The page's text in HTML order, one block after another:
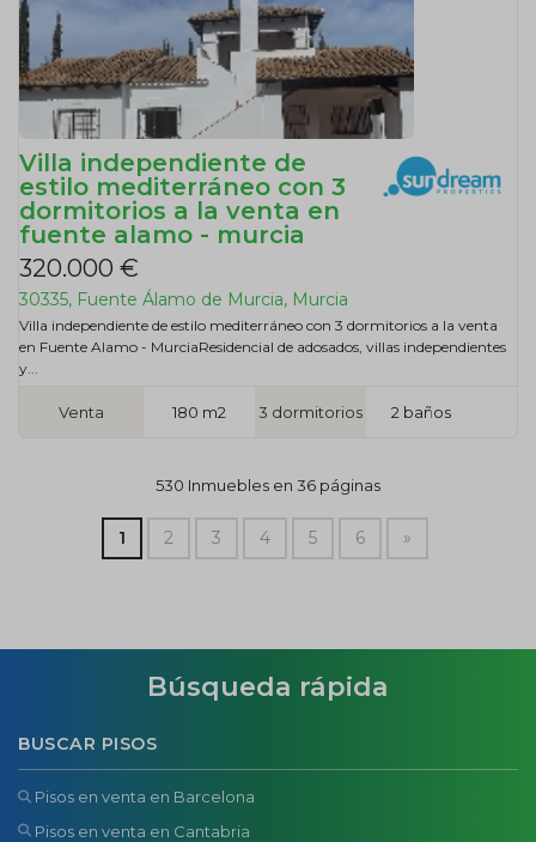
Villa independiente de
estilo mediterráneo con 3
dormitorios a la venta en
fuente alamo - murcia
320.000 €
30335, Fuente Álamo de Murcia, Murcia
Villa independiente de estilo mediterráneo con 3 dormitorios a la venta
en Fuente Alamo - MurciaResidencial de adosados, villas independientes
y...
Venta 180 m2 3 dormitorios 2 baños
530 Inmuebles en 36 páginas
1 2 3 4 5 6 »
Búsqueda rápida
BUSCAR PISOS
Pisos en venta en Barcelona
Pisos en venta en Cantabria